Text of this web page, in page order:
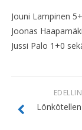
Jouni Lampinen
Joonas
Jussi Palo 1+0